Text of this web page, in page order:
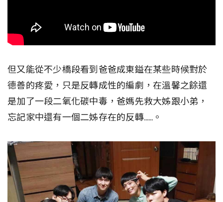
但又能從不少橋段看到爸爸成東鎰在某些時候對於
德善的疼愛，只是反轉成性的編劇，在溫馨之餘還
是加了一段二氧化碳中毒，爸媽先救大姊跟小弟，
忘記家中還有一個二姊存在的反轉……。